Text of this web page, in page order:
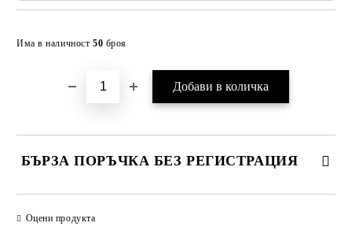
Има в наличност 50 броя
БЪРЗА ПОРЪЧКА БЕЗ РЕГИСТРАЦИЯ
Оцени продукта